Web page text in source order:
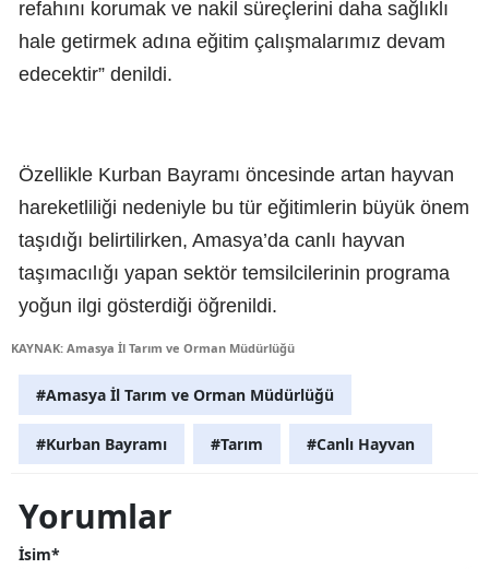
refahını korumak ve nakil süreçlerini daha sağlıklı
hale getirmek adına eğitim çalışmalarımız devam
edecektir” denildi.
Özellikle Kurban Bayramı öncesinde artan hayvan
hareketliliği nedeniyle bu tür eğitimlerin büyük önem
taşıdığı belirtilirken, Amasya’da canlı hayvan
taşımacılığı yapan sektör temsilcilerinin programa
yoğun ilgi gösterdiği öğrenildi.
KAYNAK: Amasya İl Tarım ve Orman Müdürlüğü
#Amasya İl Tarım ve Orman Müdürlüğü
#Kurban Bayramı #Tarım #Canlı Hayvan
Yorumlar
İsim*